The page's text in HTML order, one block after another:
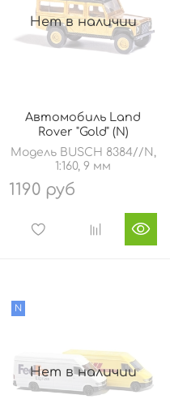
Нет в наличии
Автомобиль Land
Rover "Gold" (N)
Модель BUSCH 8384//N,
1:160, 9 мм
1190 руб
Нет в наличии
N